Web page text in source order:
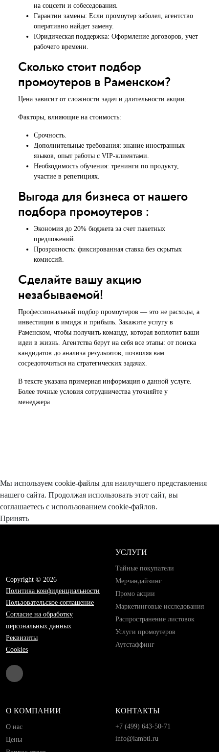
на соцсети и собеседования.
Гарантии замены: Если промоутер заболел, агентство
оперативно найдет замену.
Юридическая поддержка: Оформление договоров, учет
рабочего времени.
Сколько стоит подбор
промоутеров в Раменском?
Цена зависит от сложности задач и длительности акции.
Факторы, влияющие на стоимость:
Срочность.
Дополнительные требования: знание иностранных
языков, опыт работы с VIP-клиентами.
Необходимость обучения: тренинги по продукту,
участие в репетициях.
Выгода для бизнеса от нашего
подбора промоутеров :
Экономия до 20% бюджета за счет пакетных
предложений.
Прозрачность: фиксированная ставка без скрытых
комиссий.
Сделайте вашу акцию
незабываемой!
Профессиональный подбор промоутеров — это не расходы, а
инвестиции в имидж и прибыль. Закажите услугу в
Раменском, чтобы получить команду, которая воплотит ваши
идеи в жизнь. Агентства берут на себя все этапы: от поиска
кандидатов до анализа результатов, позволяя вам
сосредоточиться на стратегических задачах.
В тексте указана примерная информация о данной услуге.
Более точные условия сотрудничества уточняйте у
менеджера
Мы используем cookie-файлы для наилучшего представления
нашего сайта. Продолжая использовать этот сайт, вы
соглашаетесь с использованием cookie-файлов.
Принять
Copyright © 2026
Политика конфиденциальности
Пользовательское соглашение
Согласие на обработку
персональных данных
Реквизиты
Cookies
УСЛУГИ
Тайные покупатели
Мерчандайзинг
Промо акции
Маркетинговые исследования
Распространение листовок
Услуги промоутеров
Аутстаффинг
О КОМПАНИИ
О нас
Цены
КОНТАКТЫ
+7 (499) 643-50-71
info@iambtl.ru